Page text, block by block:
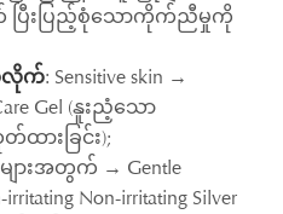
းပြည့်စုံသောကိုက်ညီမှုကို
လိုက်: Sensitive skin →
Gel (နူးညံ့သော
ားခြင်း);
ားအတွက် → Gentle
Non-irritating Silver